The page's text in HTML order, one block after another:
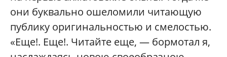
они буквально ошеломили читающую
публику оригинальностью и смелостью.
«Еще!. Еще!. Читайте еще, — бормотал я,